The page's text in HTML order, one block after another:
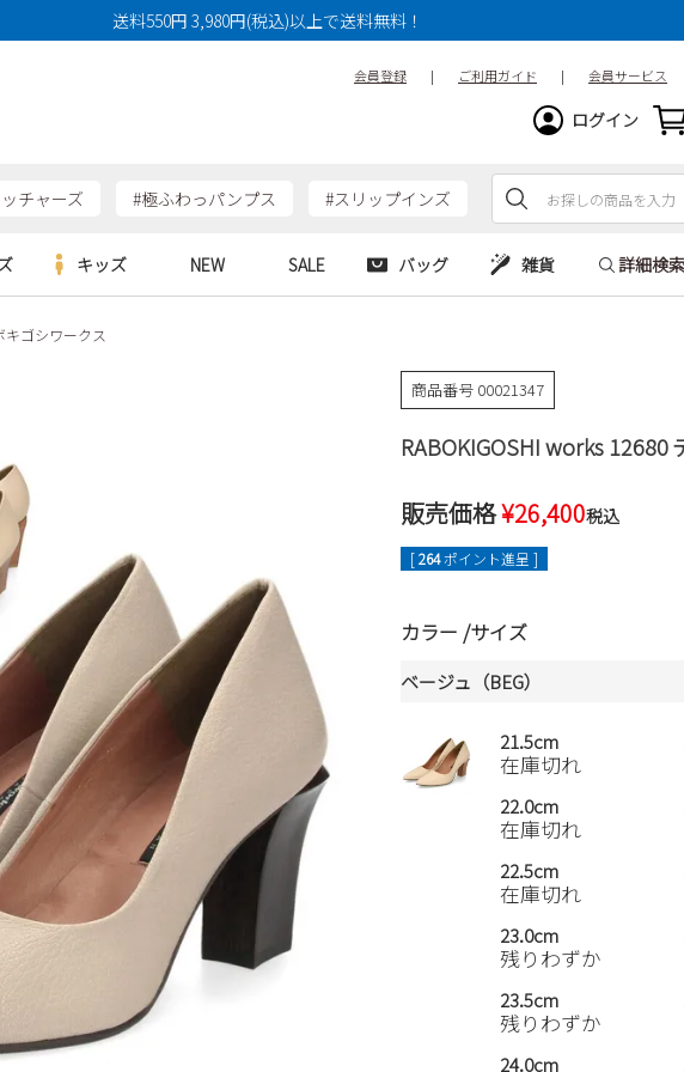
送料550円 3,980円(税込)以上で送料無料！
会員登録 | ご利用ガイド | 会員サービス
ログイン
チャーズ #極ふわっパンプス #スリップインズ
キッズ NEW SALE バッグ 雑貨 詳細検索
キゴシワークス
商品番号 00021347
RABOKIGOSHI works 12680
販売価格¥26,400税込
[264ポイント進呈 ]
カラー サイズ
ベージュ（BEG）
21.5cm
在庫切れ
22.0cm
在庫切れ
22.5cm
在庫切れ
23.0cm
残りわずか
23.5cm
残りわずか
24.0cm